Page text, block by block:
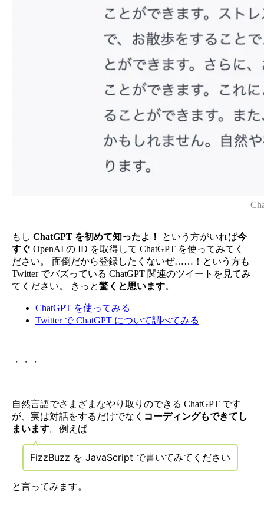
もし ChatGPT を初めて知ったよ！ という方がいれば今
すぐ OpenAI の ID を取得して ChatGPT を使ってみてく
ださい。 面倒だから登録したくないぜ……！という方も
Twitter でバズっている ChatGPT 関連のツイートを見てみ
てください。 きっと驚くと思います。
ChatGPT を使ってみる
Twitter で ChatGPT について調べてみる
・・・
自然言語でさまざまなやり取りのできる ChatGPT です
が、実は対話をするだけでなく コーディングもできてし
まいます。例えば
FizzBuzz を JavaScript で書いてみてください
と言ってみます。